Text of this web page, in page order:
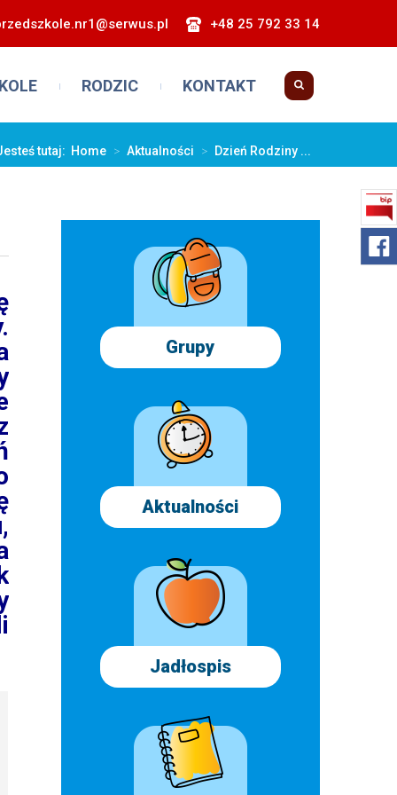
+48 25 792 33 14
RODZIC KONTAKT
tutaj: Home > Aktualności > Dzień Rodziny ...
Grupy
Aktualności
Jadłospis